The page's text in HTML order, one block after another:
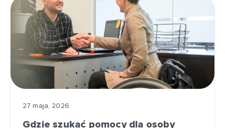
27 maja, 2026
Gdzie szukać pomocy dla osoby